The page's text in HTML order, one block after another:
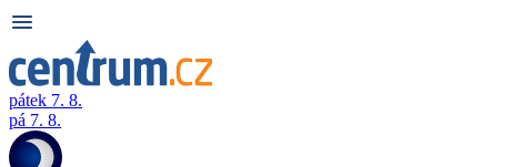
pátek 7. 8.
pá 7. 8.